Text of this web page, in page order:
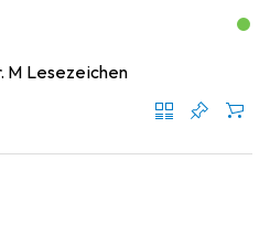
M Lesezeichen